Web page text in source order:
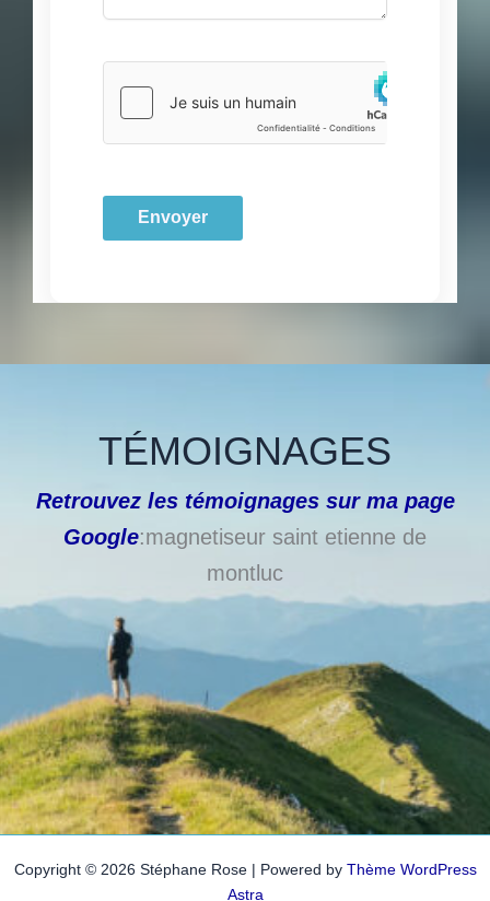
TÉMOIGNAGES
Retrouvez les témoignages sur ma page
Google:magnetiseur saint etienne de
montluc
Copyright © 2026 Stéphane Rose | Powered by Thème WordPress
Astra